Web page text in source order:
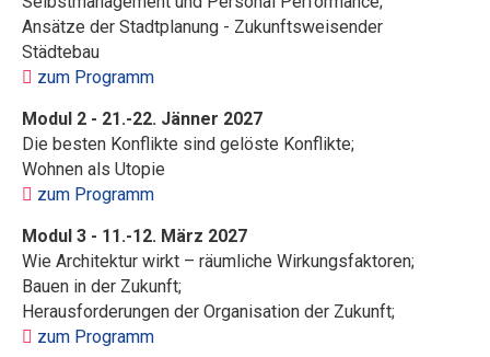
Ansätze der Stadtplanung - Zukunftsweisender
Städtebau
zum Programm
Modul 2 - 21.-22. Jänner 2027
Die besten Konflikte sind gelöste Konflikte;
Wohnen als Utopie
zum Programm
Modul 3 - 11.-12. März 2027
Wie Architektur wirkt – räumliche Wirkungsfaktoren;
Bauen in der Zukunft;
Herausforderungen der Organisation der Zukunft;
zum Programm